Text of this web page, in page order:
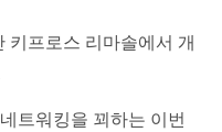
키프로스 리마솔에서 개
트워킹을 꾀하는 이번